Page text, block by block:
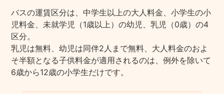
バスの運賃区分は、中学生以上の大人料金、小学生の小
児料金、未就学児（1歳以上）の幼児、乳児（0歳）の4
区分。
乳児は無料、幼児は同伴2人まで無料、大人料金のおよ
そ半額となる子供料金が適用されるのは、例外を除いて
6歳から12歳の小学生だけです。